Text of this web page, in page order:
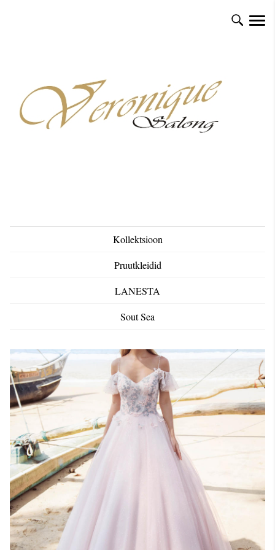
Kollektsioon
Pruutkleidid
LANESTA
Sout Sea